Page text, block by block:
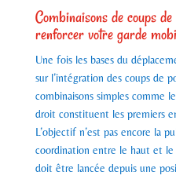
Combinaisons de coups
renforcer votre garde
Une fois les bases du
sur l’intégration des coups de
combinaisons simples comme
droit constituent les premiers
L’objectif n’est pas encore la
coordination entre le haut et le
doit être lancée depuis une